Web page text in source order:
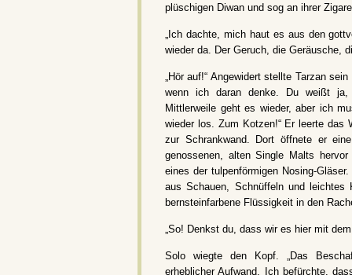
plüschigen Diwan und sog an ihrer
„Ich dachte, mich haut es aus den
wieder da. Der Geruch, die Geräusche,
„Hör auf!“ Angewidert stellte Tarzan
wenn ich daran denke. Du weißt
Mittlerweile geht es wieder, aber ich
wieder los. Zum Kotzen!“ Er leerte das
zur Schrankwand. Dort öffnete er
genossenen, alten Single Malts
eines der tulpenförmigen Nosing-
aus Schauen, Schnüffeln und
bernsteinfarbene Flüssigkeit in den
„So! Denkst du, dass wir es hier mit
Solo wiegte den Kopf. „Das
erheblicher Aufwand. Ich befürchte,